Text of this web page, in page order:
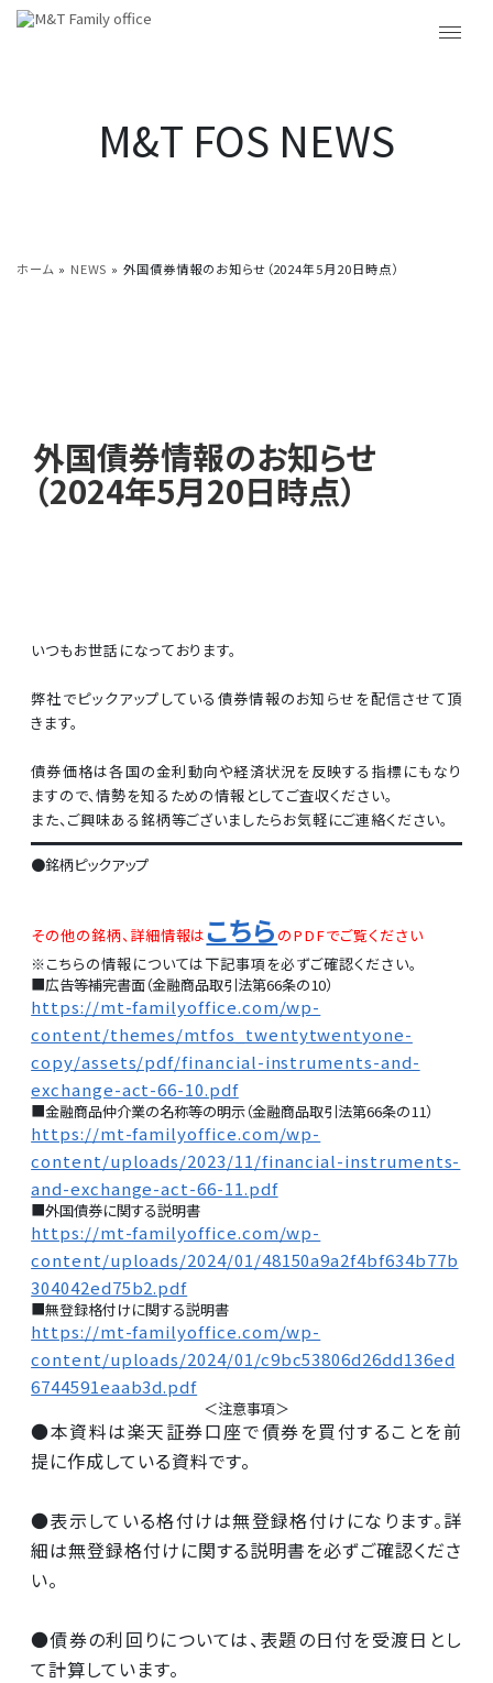
M&T FOS NEWS
ホーム » NEWS »外国債券情報のお知らせ（2024年5月20日時点）
外国債券情報のお知らせ
（2024年5月20日時点）
いつもお世話になっております。
弊社でピックアップしている債券情報のお知らせを配信させて頂
きます。
債券価格は各国の金利動向や経済状況を反映する指標にもなり
ますので、情勢を知るための情報としてご査収ください。
また、ご興味ある銘柄等ございましたらお気軽にご連絡ください。
●銘柄ピックアップ
その他の銘柄、詳細情報はこちら のPDFでご覧ください
※こちらの情報については下記事項を必ずご確認ください。
■広告等補完書面（金融商品取引法第66条の10）
https://mt-familyoffice.com/wp-
content/themes/mtfos_twentytwentyone-
copy/assets/pdf/financial-instruments-and-
exchange-act-66-10.pdf
■金融商品仲介業の名称等の明示（金融商品取引法第66条の11）
https://mt-familyoffice.com/wp-
content/uploads/2023/11/financial-instruments-
and-exchange-act-66-11.pdf
■外国債券に関する説明書
https://mt-familyoffice.com/wp-
content/uploads/2024/01/48150a9a2f4bf634b77b
304042ed75b2.pdf
■無登録格付けに関する説明書
https://mt-familyoffice.com/wp-
content/uploads/2024/01/c9bc53806d26dd136ed
6744591eaab3d.pdf
＜注意事項＞
●本資料は楽天証券口座で債券を買付することを前
提に作成している資料です。
●表示している格付けは無登録格付けになります。詳
細は無登録格付けに関する説明書を必ずご確認くださ
い。
●債券の利回りについては、表題の日付を受渡日とし
て計算しています。